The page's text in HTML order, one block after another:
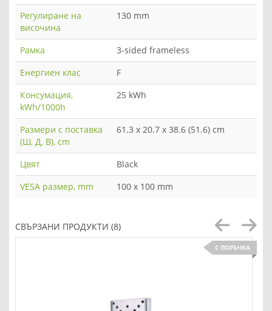
Регулиране на
височина
130 mm
Рамка
3-sided frameless
Енергиен клас
F
Консумация,
kWh/1000h
25 kWh
Размери с поставка
(Ш, Д, В), cm
61.3 x 20.7 x 38.6 (51.6) cm
Цвят
Black
VESA размер, mm
100 x 100 mm
СВЪРЗАНИ ПРОДУКТИ (8)
С ПОРЪЧКА